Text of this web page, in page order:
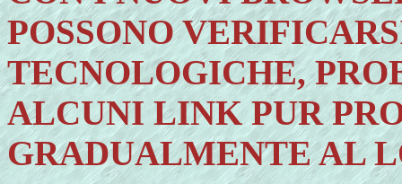
POSSONO
TECNOLOGICHE,
ALCUNI LINK PUR
GRADUALMENTE AL